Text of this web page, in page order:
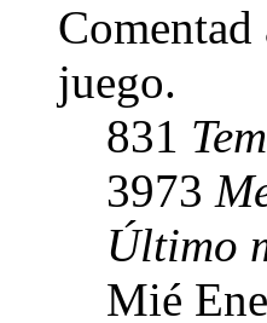
juego.
831
3973
Último
Mié